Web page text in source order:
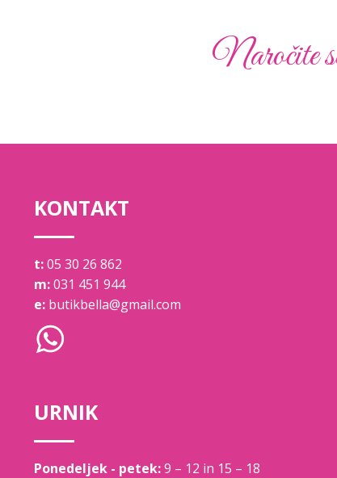
Naročite
KONTAKT
t:05 30 26 862
m:031 451 944
e: butikbella@gmail.com
URNIK
Ponedeljek - petek:9 – 12 in 15 – 18